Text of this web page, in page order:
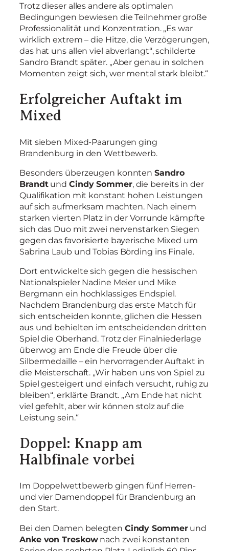
Trotz dieser alles andere als optimalen
Bedingungen bewiesen die Teilnehmer große
Professionalität und Konzentration. „Es war
wirklich extrem – die Hitze, die Verzögerungen,
das hat uns allen viel abverlangt“, schilderte
Sandro Brandt später. „Aber genau in solchen
Momenten zeigt sich, wer mental stark bleibt.“
Erfolgreicher Auftakt im
Mixed
Mit sieben Mixed-Paarungen ging
Brandenburg in den Wettbewerb.
Besonders überzeugen konntenSandro
Brandtund Cindy Sommer, die bereits in der
Qualifikation mit konstant hohen Leistungen
auf sich aufmerksam machten. Nach einem
starken vierten Platz in der Vorrunde kämpfte
sich das Duo mit zwei nervenstarken Siegen
gegen das favorisierte bayerische Mixed um
Sabrina Laub und Tobias Börding ins Finale.
Dort entwickelte sich gegen die hessischen
Nationalspieler Nadine Meier und Mike
Bergmann ein hochklassiges Endspiel.
Nachdem Brandenburg das erste Match für
sich entscheiden konnte, glichen die Hessen
aus und behielten im entscheidenden dritten
Spiel die Oberhand. Trotz der Finalniederlage
überwog am Ende die Freude über die
Silbermedaille – ein hervorragender Auftakt in
die Meisterschaft. „Wir haben uns von Spiel zu
Spiel gesteigert und einfach versucht, ruhig zu
bleiben“, erklärte Brandt. „Am Ende hat nicht
viel gefehlt, aber wir können stolz auf die
Leistung sein.“
Doppel: Knapp am
Halbfinale vorbei
Im Doppelwettbewerb gingen fünf Herren-
und vier Damendoppel für Brandenburg an
den Start.
Bei den Damen belegten Cindy Sommerund
Anke von Treskownach zwei konstanten